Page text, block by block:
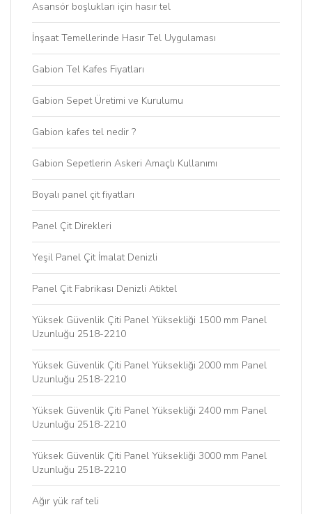
Asansör boşlukları için hasır tel
İnşaat Temellerinde Hasır Tel Uygulaması
Gabion Tel Kafes Fiyatları
Gabion Sepet Üretimi ve Kurulumu
Gabion kafes tel nedir ?
Gabion Sepetlerin Askeri Amaçlı Kullanımı
Boyalı panel çit fiyatları
Panel Çit Direkleri
Yeşil Panel Çit İmalat Denizli
Panel Çit Fabrikası Denizli Atiktel
Yüksek Güvenlik Çiti Panel Yüksekliği 1500 mm Panel
Uzunluğu 2518-2210
Yüksek Güvenlik Çiti Panel Yüksekliği 2000 mm Panel
Uzunluğu 2518-2210
Yüksek Güvenlik Çiti Panel Yüksekliği 2400 mm Panel
Uzunluğu 2518-2210
Yüksek Güvenlik Çiti Panel Yüksekliği 3000 mm Panel
Uzunluğu 2518-2210
Ağır yük raf teli